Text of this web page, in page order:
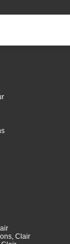
Clair